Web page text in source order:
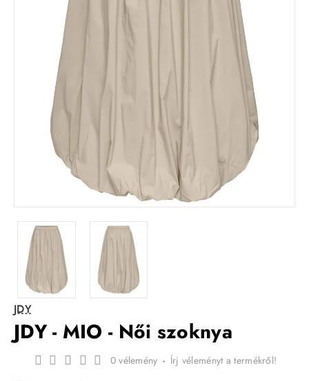
JDY
JDY - MIO - Női szoknya
0 vélemény - Írj véleményt a termékről!